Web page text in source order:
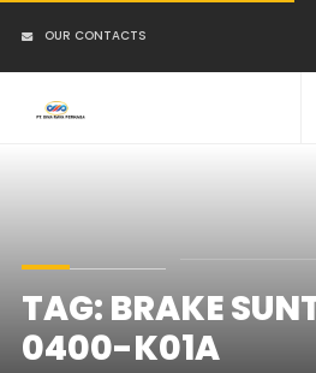
OUR CONTACTS
TAG: BRAKE
0400-K01A